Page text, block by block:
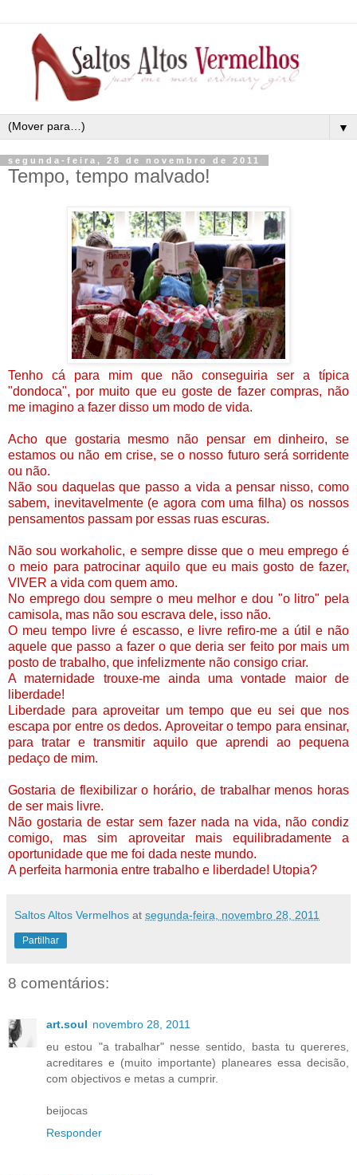
▼
segunda-feira, 28 de novembro de 2011
Tempo, tempo malvado!
Tenho cá para mim que não conseguiria ser a típica
"dondoca", por muito que eu goste de fazer compras, não
me imagino a fazer disso um modo de vida.
Acho que gostaria mesmo não pensar em dinheiro, se
estamos ou não em crise, se o nosso futuro será sorridente
ou não.
Não sou daquelas que passo a vida a pensar nisso, como
sabem, inevitavelmente (e agora com uma filha) os nossos
pensamentos passam por essas ruas escuras.
Não sou workaholic, e sempre disse que o meu emprego é
o meio para patrocinar aquilo que eu mais gosto de fazer,
VIVER a vida com quem amo.
No emprego dou sempre o meu melhor e dou "o litro" pela
camisola, mas não sou escrava dele, isso não.
O meu tempo livre é escasso, e livre refiro-me a útil e não
aquele que passo a fazer o que deria ser feito por mais um
posto de trabalho, que infelizmente não consigo criar.
A maternidade trouxe-me ainda uma vontade maior de
liberdade!
Liberdade para aproveitar um tempo que eu sei que nos
escapa por entre os dedos. Aproveitar o tempo para ensinar,
para tratar e transmitir aquilo que aprendi ao pequena
pedaço de mim.
Gostaria de flexibilizar o horário, de trabalhar menos horas
de ser mais livre.
Não gostaria de estar sem fazer nada na vida, não condiz
comigo, mas sim aproveitar mais equilibradamente a
oportunidade que me foi dada neste mundo.
A perfeita harmonia entre trabalho e liberdade! Utopia?
Saltos Altos Vermelhos at segunda-feira, novembro 28, 2011
Partilhar
8 comentários:
art.soul novembro 28, 2011
eu estou "a trabalhar" nesse sentido, basta tu quereres,
acreditares e (muito importante) planeares essa decisão,
com objectivos e metas a cumprir.
beijocas
Responder